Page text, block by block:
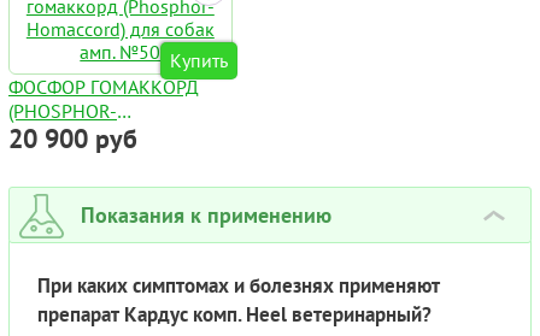
Купить
ФОСФОР ГОМАККОРД
(PHOSPHOR-
HOMACCORD) ДЛЯ СОБАК
АМП. №50
20 900 руб
Показания к применению ›
При каких симптомах и болезнях применяют
препарат Кардус комп. Heel ветеринарный?